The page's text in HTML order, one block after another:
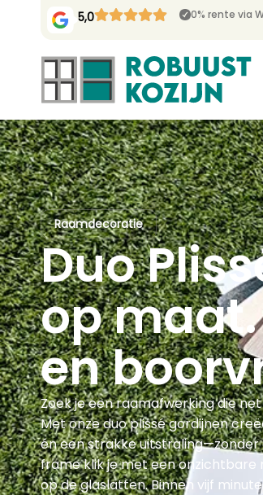
5,0 0% rente via
Raamdecoratie
Duo
op
en
Zoek je een raam­afwerking die
Met onze duo plissé gordijnen
én een strakke
frame klik je met een
op de glaslatten. Binnen vijf